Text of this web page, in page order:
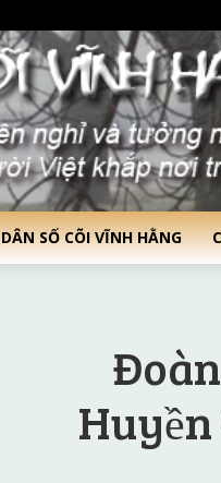
DÂN SỐ CÕI VĨNH HẰNG
Huyền